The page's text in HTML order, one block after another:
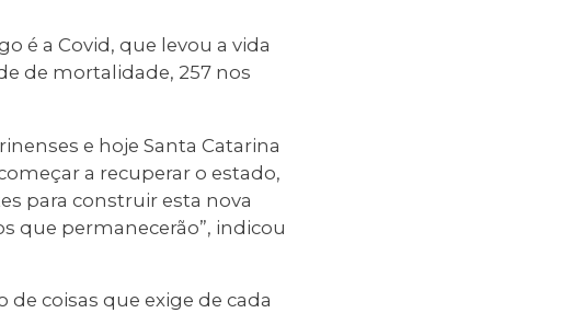
é a Covid, que levou a vida
de mortalidade, 257 nos
e hoje Santa Catarina
a recuperar o estado,
para construir esta nova
que permanecerão”, indicou
coisas que exige de cada